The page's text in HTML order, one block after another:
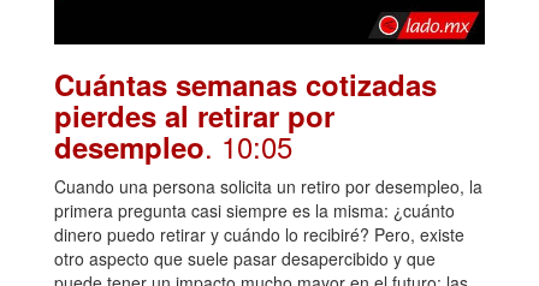
Cuántas semanas cotizadas
pierdes al retirar por
desempleo. 10:05
Cuando una persona solicita un retiro por desempleo, la
primera pregunta casi siempre es la misma: ¿cuánto
dinero puedo retirar y cuándo lo recibiré? Pero, existe
otro aspecto que suele pasar desapercibido y que